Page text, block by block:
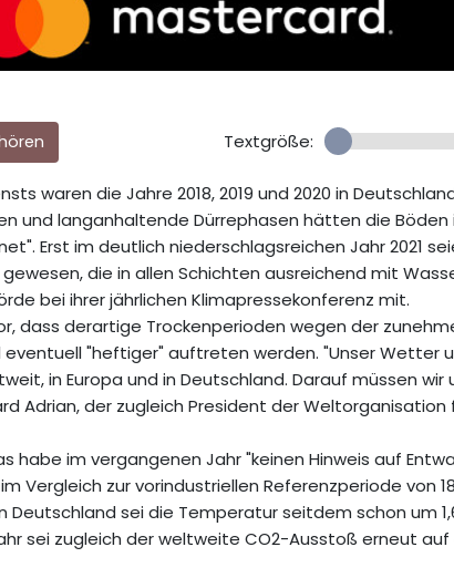
Textgröße:
waren die Jahre 2018, 2019 und 2020 in
und langanhaltende Dürrephasen hätten die Böden
Erst im deutlich niederschlagsreichen Jahr 2021
die in allen Schichten ausreichend mit
bei ihrer jährlichen Klimapressekonferenz mit.
dass derartige Trockenperioden wegen der
"heftiger" auftreten werden. "Unser Wetter
in Europa und in Deutschland. Darauf müssen wir
Adrian, der zugleich President der
habe im vergangenen Jahr "keinen Hinweis auf
Vergleich zur vorindustriellen Referenzperiode von
Deutschland sei die Temperatur seitdem schon um
sei zugleich der weltweite CO2-Ausstoß erneut auf